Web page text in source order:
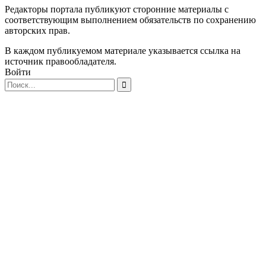
Редакторы портала публикуют сторонние материалы с
соответствующим выполнением обязательств по сохранению
авторских прав.
В каждом публикуемом материале указывается ссылка на
источник правообладателя.
Войти